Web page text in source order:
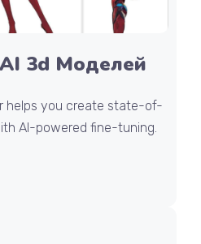
3d Моделей
helps you create state-of-
AI-powered fine-tuning.